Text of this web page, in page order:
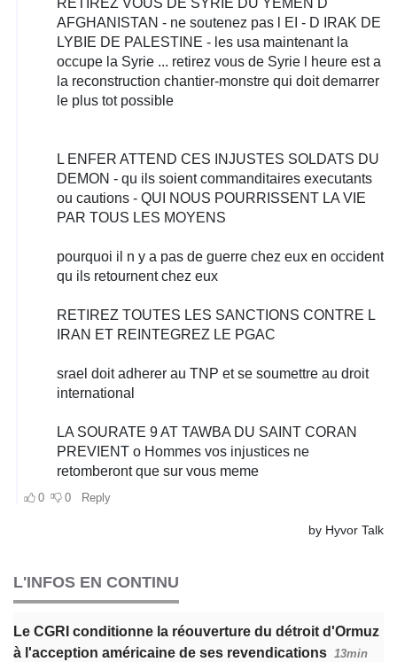
L'INFOS EN CONTINU
Le CGRI conditionne la réouverture du détroit d'Ormuz
à l'acception américaine de ses revendications 13min